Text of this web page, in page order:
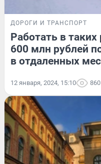
ДОРОГИ И ТРАНСПОРТ
Работать в
600 млн рублей
в отдаленных
12 января, 2024, 15:10 860